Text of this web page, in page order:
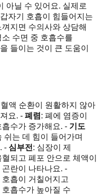
아닐 수 있어요. 실제로
자기 호흡이 힘들어지는
지면 수의사와 상담해
수면 중 호흡수를
들이는 것이 큰 도움이
액 순환이 원활하지 않아
요. - 폐렴: 폐에 염증이
수가 증가해요. - 기도
쉬는 데 힘이 들어가며
- 심부전: 심장이 제
되고 폐포 안으로 체액이
란이 나타나요. -
흡이 거칠어지고
흡수가 높아질 수